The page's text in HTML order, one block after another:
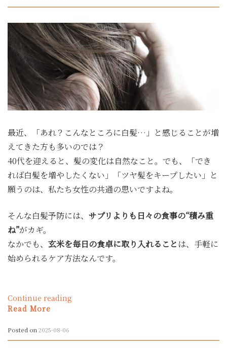
で
も
カ
ラ
ダ
も
よ
み
が
え
——
40
代
か
ら
の
習
と
米
最近、「あれ？こんなところに白髪…」と感じることが増
えてきた方も多いのでは？
40代を迎えると、髪の変化は自然なこと。でも、「でき
れば白髪を増やしたくない」「ツヤ髪をキープしたい」と
願うのは、私たち女性の共通の思いですよね。
そんな白髪予防には、サプリよりも日々の食事の“積み重
ね”がカギ。
なかでも、玄米を毎日の食卓に取り入れること は、手軽に
始められるケア方法なんです。
Continue reading
べ
Read More
Posted on2025-08-06